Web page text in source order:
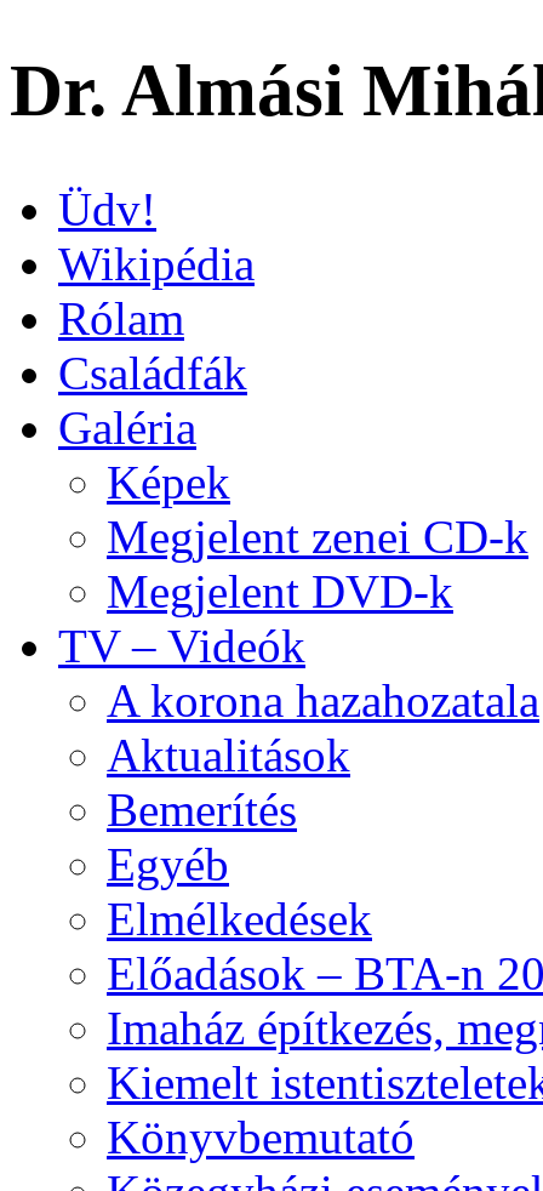
Dr. Almási
Üdv!
Wikipédia
Rólam
Családfák
Galéria
Képek
Megjelent zenei CD-k
Megjelent DVD-k
TV – Videók
A korona hazahozatala
Aktualitások
Bemerítés
Egyéb
Elmélkedések
Előadások – BTA-n
Imaház építkezés,
Kiemelt
Könyvbemutató